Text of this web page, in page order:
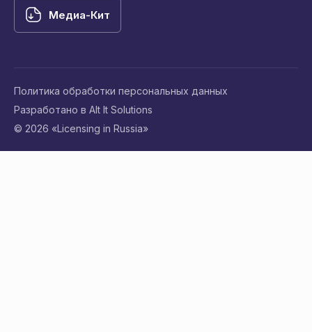
Медиа-Кит
© 2026 «Licensing in Russia»
Политика обработки персональных данных
Разработано в Alt It Solutions